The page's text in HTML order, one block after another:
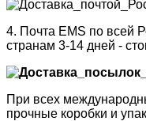
4. Почта EMS по всей
странам 3-14 дней -
При всех
прочные коробки и